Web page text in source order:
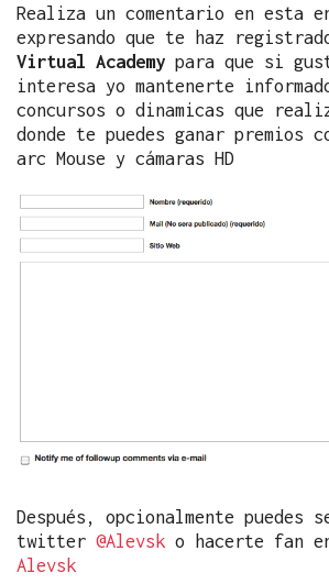
Realiza un comentario en esta
expresando que te haz
Virtual Academy para que si
interesa yo mantenerte
concursos o dinamicas que
donde te puedes ganar premios
arc Mouse y cámaras HD
Después, opcionalmente puedes
twitter @Alevsko hacerte fan
Alevsk